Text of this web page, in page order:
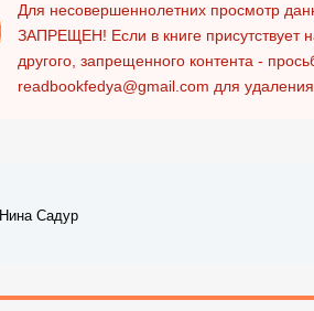
Для несовершеннолетних просмотр
ЗАПРЕЩЕН! Если в книге
другого, запрещенного контента -
readbookfedya@gmail.com для
Нина Садур